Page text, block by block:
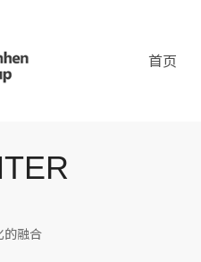
首页
的融合